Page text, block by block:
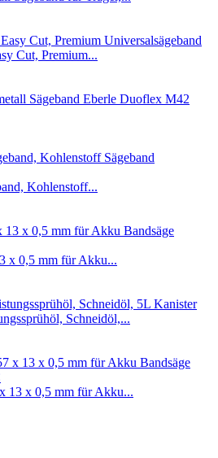
Cut, Premium...
Eberle Duoflex M42
Kohlenstoff...
x 0,5 mm für Akku...
Schneidöl,...
13 x 0,5 mm für Akku...